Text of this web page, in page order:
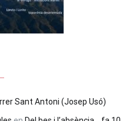
Sant Antoni (Josep Usó)